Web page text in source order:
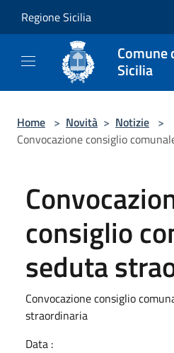
Regione Sicilia
Comune
Sicilia
Home > Novità > Notizie >
Convocazione consiglio
consiglio
seduta
Convocazione consiglio
straordinaria
Data :